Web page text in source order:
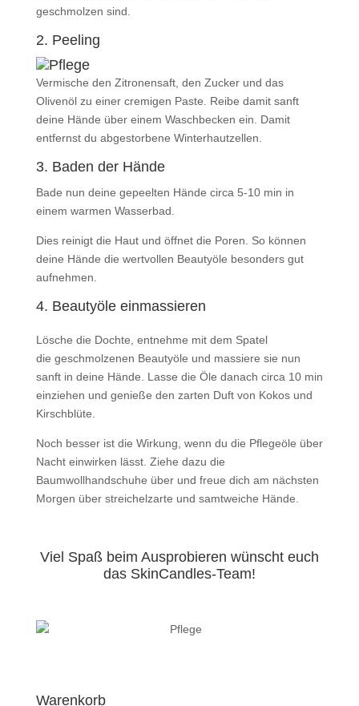
geschmolzen sind.
2. Peeling
Vermische den Zitronensaft, den Zucker und das
Olivenöl zu einer cremigen Paste. Reibe damit sanft
deine Hände über einem Waschbecken ein. Damit
entfernst du abgestorbene Winterhautzellen.
3. Baden der Hände
Bade nun deine gepeelten Hände circa 5-10 min in
einem warmen Wasserbad.
Dies reinigt die Haut und öffnet die Poren. So können
deine Hände die wertvollen Beautyöle besonders gut
aufnehmen.
4. Beautyöle einmassieren
Lösche die Dochte, entnehme mit dem Spatel
die geschmolzenen Beautyöle und massiere sie nun
sanft in deine Hände. Lasse die Öle danach circa 10 min
einziehen und genieße den zarten Duft von Kokos und
Kirschblüte.
Noch besser ist die Wirkung, wenn du die Pflegeöle über
Nacht einwirken lässt. Ziehe dazu die
Baumwollhandschuhe über und freue dich am nächsten
Morgen über streichelzarte und samtweiche Hände.
Viel Spaß beim Ausprobieren wünscht euch
das SkinCandles-Team!
Warenkorb